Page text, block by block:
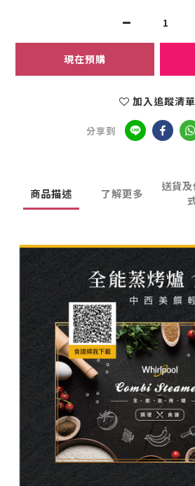
現在預購
加入追蹤清單
分享到
商品描述 了解更多
送貨